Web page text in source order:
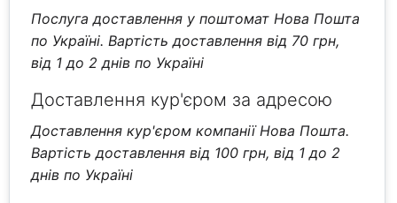
Послуга доставлення у поштомат Нова Пошта
по Україні. Вартість доставлення від 70 грн,
від 1 до 2 днів по Україні
Доставлення кур'єром за адресою
Доставлення кур'єром компанії Нова Пошта.
Вартість доставлення від 100 грн, від 1 до 2
днів по Україні